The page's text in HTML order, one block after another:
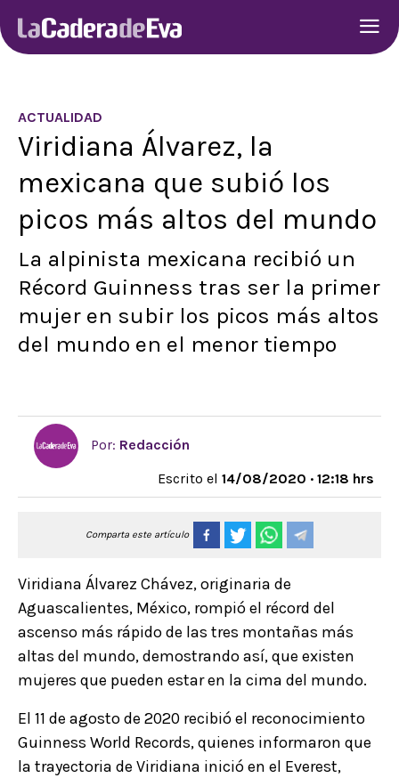
ACTUALIDAD
Viridiana Álvarez, la
mexicana que subió los
picos más altos del mundo
La alpinista mexicana recibió un
Récord Guinness tras ser la primer
mujer en subir los picos más altos
del mundo en el menor tiempo
Por: Redacción
Escrito el 14/08/2020 · 12:18 hrs
Comparta este artículo
Viridiana Álvarez Chávez, originaria de
Aguascalientes, México, rompió el récord del
ascenso más rápido de las tres montañas más
altas del mundo, demostrando así, que existen
mujeres que pueden estar en la cima del mundo.
El 11 de agosto de 2020 recibió el reconocimiento
Guinness World Records, quienes informaron que
la trayectoria de Viridiana inició en el Everest,